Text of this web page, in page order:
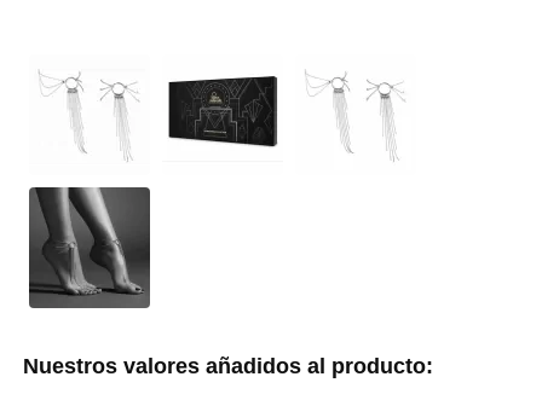
Nuestros valores añadidos al producto: